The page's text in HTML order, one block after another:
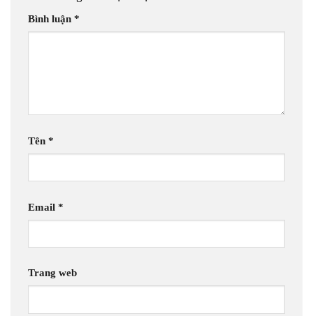
Bình luận *
Tên *
Email *
Trang web